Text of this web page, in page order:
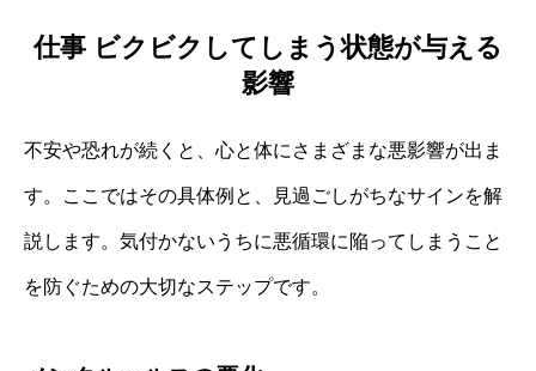
仕事 ビクビクしてしまう状態が与える
影響
不安や恐れが続くと、心と体にさまざまな悪影響が出ま
す。ここではその具体例と、見過ごしがちなサインを解
説します。気付かないうちに悪循環に陥ってしまうこと
を防ぐための大切なステップです。